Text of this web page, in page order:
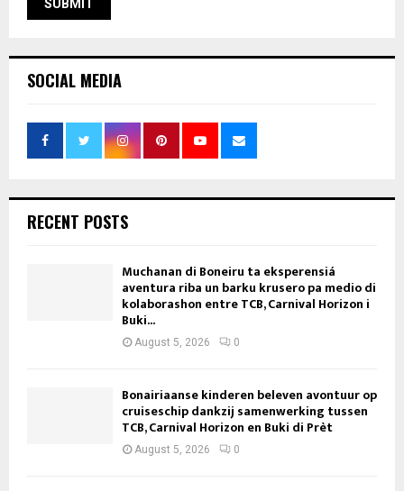
SOCIAL MEDIA
RECENT POSTS
Muchanan di Boneiru ta eksperensiá
aventura riba un barku krusero pa medio di
kolaborashon entre TCB, Carnival Horizon i
Buki...
August 5, 2026 0
Bonairiaanse kinderen beleven avontuur op
cruiseschip dankzij samenwerking tussen
TCB, Carnival Horizon en Buki di Prèt
August 5, 2026 0